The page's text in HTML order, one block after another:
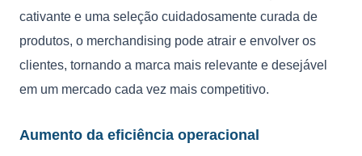
cativante e uma seleção cuidadosamente curada de
produtos, o merchandising pode atrair e envolver os
clientes, tornando a marca mais relevante e desejável
em um mercado cada vez mais competitivo.
Aumento da eficiência operacional